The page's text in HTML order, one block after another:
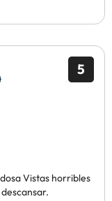
5
Vistas horribles